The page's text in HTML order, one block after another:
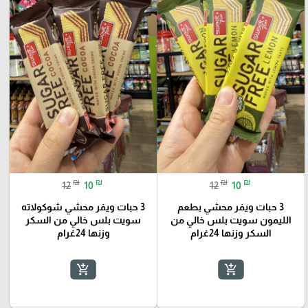
12 ₪ 10 ₪
3 حبات ويفر محشي بطعم
الليمون سويت بلس خالي من
السكر وزنها 24غرام
add_shopping_cart
12 ₪ 10 ₪
3 حبات ويفر محشي شوكولاته
سويت بلس خالي من السكر
وزنها 24غرام
add_shopping_cart